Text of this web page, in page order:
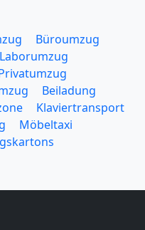
Büroumzug
Laborumzug
Beiladung
Klaviertransport
Möbeltaxi